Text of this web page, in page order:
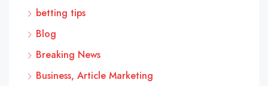
betting tips
Blog
Breaking News
Business, Article Marketing